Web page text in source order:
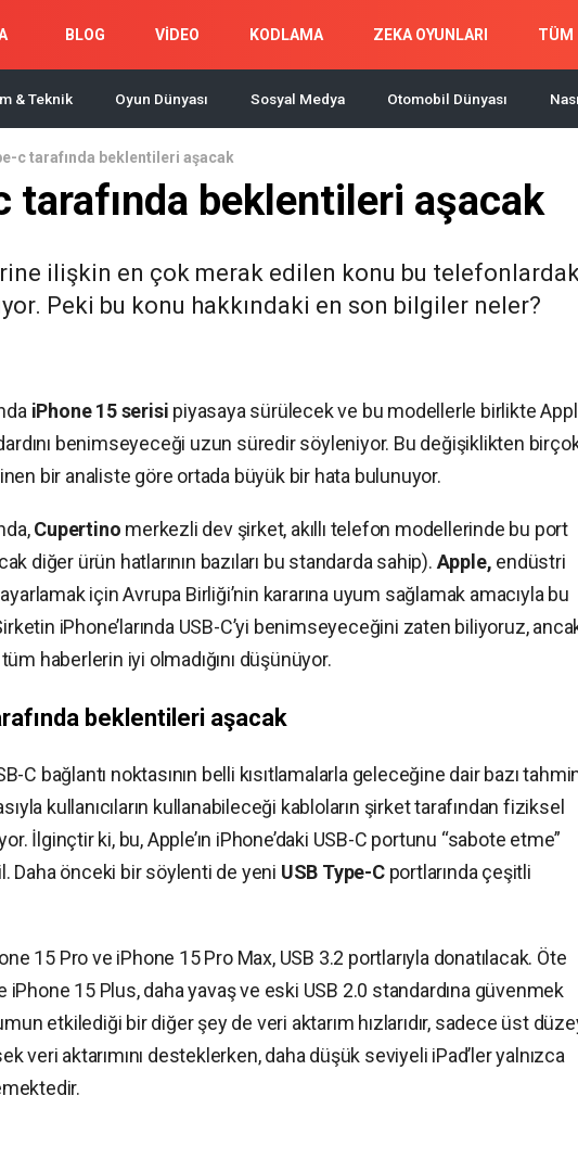
BLOG VİDEO KODLAMA ZEKA OYUNLARI TÜM
& Teknik Oyun Dünyası Sosyal Medya Otomobil Dünyası
c tarafında beklentileri aşacak
tarafında beklentileri aşacak
ilişkin en çok merak edilen konu bu
Peki bu konu hakkındaki en son bilgiler neler?
iPhone 15 serisi piyasaya sürülecek ve bu modellerle birlikte
benimseyeceği uzun süredir söyleniyor. Bu değişiklikten
bir analiste göre ortada büyük bir hata bulunuyor.
Cupertino merkezli dev şirket, akıllı telefon modellerinde bu port
diğer ürün hatlarının bazıları bu standarda sahip). Apple, endüstri
için Avrupa Birliği’nin kararına uyum sağlamak amacıyla bu
iPhone’larında USB-C’yi benimseyeceğini zaten biliyoruz,
tüm haberlerin iyi olmadığını düşünüyor.
beklentileri aşacak
C bağlantı noktasının belli kısıtlamalarla geleceğine dair bazı
kullanıcıların kullanabileceği kabloların şirket tarafından fiziksel
İlginçtir ki, bu, Apple’ın iPhone’daki USB-C portunu “sabote etme”
Daha önceki bir söylenti de yeni USB Type-Cportlarında çeşitli
15 Pro ve iPhone 15 Pro Max, USB 3.2 portlarıyla donatılacak. Öte
iPhone 15 Plus, daha yavaş ve eski USB 2.0 standardına güvenmek
etkilediği bir diğer şey de veri aktarım hızlarıdır, sadece üst
veri aktarımını desteklerken, daha düşük seviyeli iPad’ler yalnızca